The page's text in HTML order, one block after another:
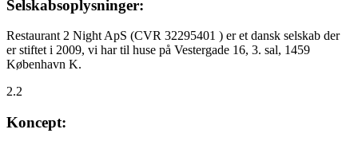
Selskabsoplysninger:
Restaurant 2 Night ApS (CVR 32295401 ) er et dansk selskab der
er stiftet i 2009, vi har til huse på Vestergade 16, 3. sal, 1459
København K.
2.2
Koncept: